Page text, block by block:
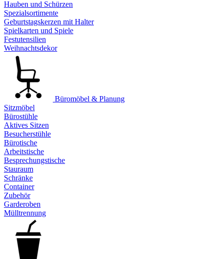
Hauben und Schürzen
Spezialsortimente
Geburtstagskerzen mit Halter
Spielkarten und Spiele
Festutensilien
Weihnachtsdekor
Büromöbel & Planung
Sitzmöbel
Bürostühle
Aktives Sitzen
Besucherstühle
Bürotische
Arbeitstische
Besprechungstische
Stauraum
Schränke
Container
Zubehör
Garderoben
Mülltrennung